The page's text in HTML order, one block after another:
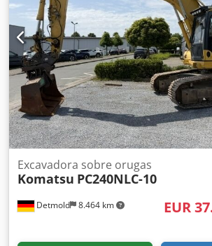
Aire acondicionado Sistema de
Cámara de 270° Preparación para GPS
Detmold 8.464 km
Excavadora sobre orugas
Komatsu PC240NLC-10
EUR